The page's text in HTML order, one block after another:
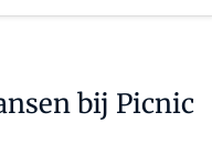
bij Picnic